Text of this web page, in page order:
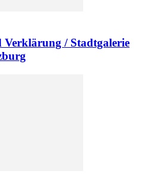
/ Stadtgalerie